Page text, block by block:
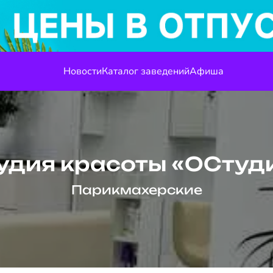
НовостиКаталог заведенийАфиша
красоты
Парикмахерские